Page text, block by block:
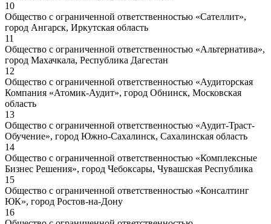
10
Общество с ограниченной ответственностью «Сателлит»,
город Ангарск, Иркутская область
11
Общество с ограниченной ответственностью «Альтернатива»,
город Махачкала, Республика Дагестан
12
Общество с ограниченной ответственностью «Аудиторская
Компания «Атомик-Аудит», город Обнинск, Московская
область
13
Общество с ограниченной ответственностью «Аудит-Траст-
Обучение», город Южно-Сахалинск, Сахалинская область
14
Общество с ограниченной ответственностью «Комплексные
Бизнес Решения», город Чебоксары, Чувашская Республика
15
Общество с ограниченной ответственностью «Консалтинг
ЮК», город Ростов-на-Дону
16